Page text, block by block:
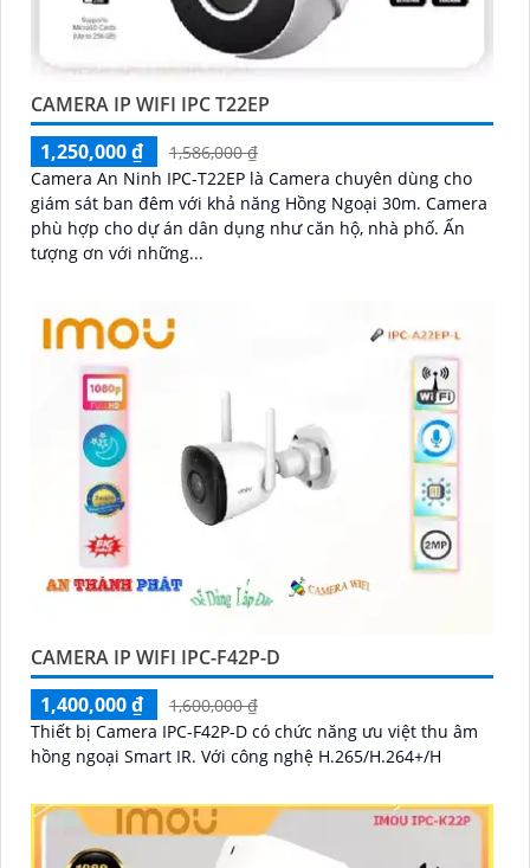
CAMERA IP WIFI IPC T22EP
1,250,000 ₫
1,586,000 ₫
Camera An Ninh IPC-T22EP là Camera chuyên dùng cho
giám sát ban đêm với khả năng Hồng Ngoại 30m. Camera
phù hợp cho dự án dân dụng như căn hộ, nhà phố. Ấn
tượng ơn với những...
CAMERA IP WIFI IPC-F42P-D
1,400,000 ₫
1,600,000 ₫
Thiết bị Camera IPC-F42P-D có chức năng ưu việt thu âm
hồng ngoại Smart IR. Với công nghệ H.265/H.264+/H